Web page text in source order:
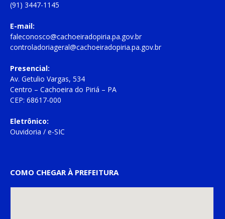
(91) 3447-1145
E-mail:
faleconosco@cachoeiradopiria.pa.gov.br
controladoriageral@cachoeiradopiria.pa.gov.br
Presencial:
Av. Getulio Vargas, 534
Centro – Cachoeira do Piriá – PA
CEP: 68617-000
Eletrônico:
Ouvidoria / e-SIC
COMO CHEGAR À PREFEITURA